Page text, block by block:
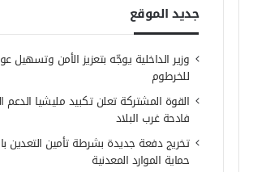
جديد الموقع
وزير الداخلية يوجّه بتعزيز الأمن وتسهيل
للخرطوم
القوة المشتركة تعلن تكبيد مليشيا الدعم
فادحة غرب البلاد
تخريج دفعة جديدة بشرطة تأمين التعدين
حماية الموارد المعدنية